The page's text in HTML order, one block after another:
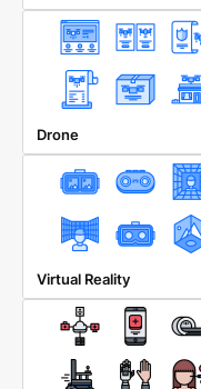
Drone
Virtual Reality